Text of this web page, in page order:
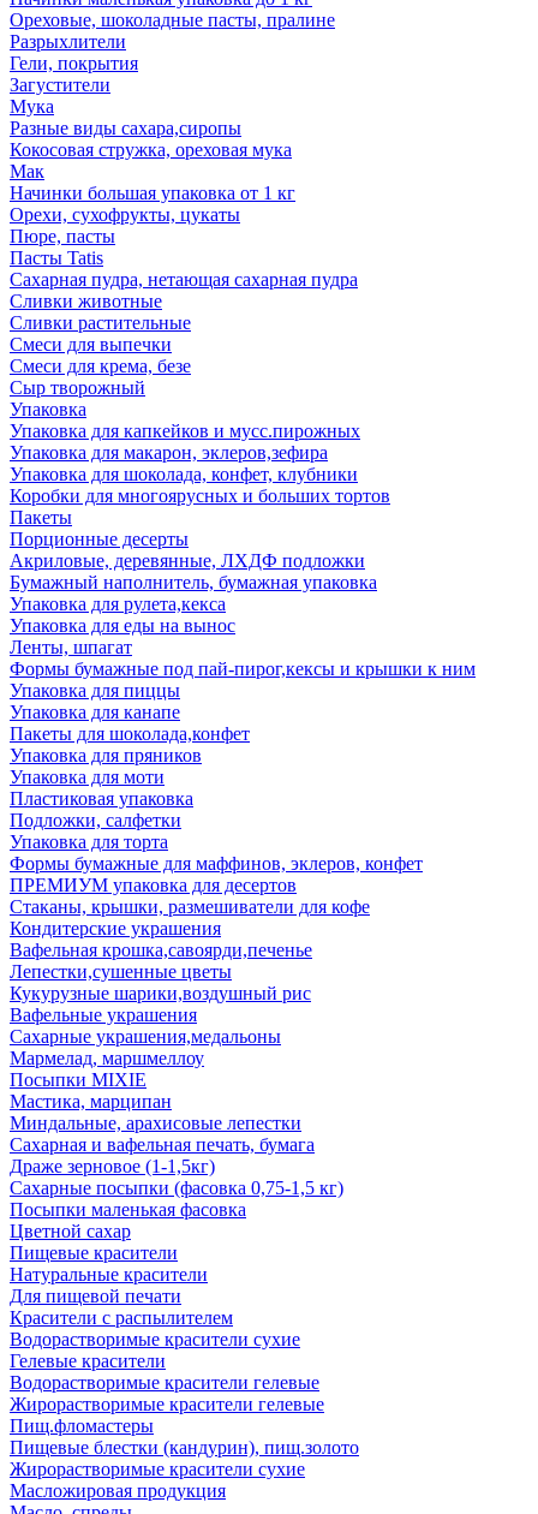
Ореховые, шоколадные пасты, пралине
Разрыхлители
Гели, покрытия
Загустители
Мука
Разные виды сахара,сиропы
Кокосовая стружка, ореховая мука
Мак
Начинки большая упаковка от 1 кг
Орехи, сухофрукты, цукаты
Пюре, пасты
Пасты Tatis
Сахарная пудра, нетающая сахарная пудра
Сливки животные
Сливки растительные
Смеси для выпечки
Смеси для крема, безе
Сыр творожный
Упаковка
Упаковка для капкейков и мусс.пирожных
Упаковка для макарон, эклеров,зефира
Упаковка для шоколада, конфет, клубники
Коробки для многоярусных и больших тортов
Пакеты
Порционные десерты
Акриловые, деревянные, ЛХДФ подложки
Бумажный наполнитель, бумажная упаковка
Упаковка для рулета,кекса
Упаковка для еды на вынос
Ленты, шпагат
Формы бумажные под пай-пирог,кексы и крышки к ним
Упаковка для пиццы
Упаковка для канапе
Пакеты для шоколада,конфет
Упаковка для пряников
Упаковка для моти
Пластиковая упаковка
Подложки, салфетки
Упаковка для торта
Формы бумажные для маффинов, эклеров, конфет
ПРЕМИУМ упаковка для десертов
Стаканы, крышки, размешиватели для кофе
Кондитерские украшения
Вафельная крошка,савоярди,печенье
Лепестки,сушенные цветы
Кукурузные шарики,воздушный рис
Вафельные украшения
Сахарные украшения,медальоны
Мармелад, маршмеллоу
Посыпки MIXIE
Мастика, марципан
Миндальные, арахисовые лепестки
Сахарная и вафельная печать, бумага
Драже зерновое (1-1,5кг)
Сахарные посыпки (фасовка 0,75-1,5 кг)
Посыпки маленькая фасовка
Цветной сахар
Пищевые красители
Натуральные красители
Для пищевой печати
Красители с распылителем
Водорастворимые красители сухие
Гелевые красители
Водорастворимые красители гелевые
Жирорастворимые красители гелевые
Пищ.фломастеры
Пищевые блестки (кандурин), пищ.золото
Жирорастворимые красители сухие
Масложировая продукция